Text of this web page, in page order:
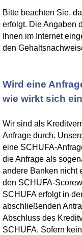
Bitte beachten Sie,
erfolgt. Die Angaben
Ihnen im Internet
den
Wird eine
wie wirkt sich
Wir sind als
Anfrage durch.
eine SCHUFA-
die Anfrage als
andere Banken nicht
den SCHUFA-
SCHUFA erfolgt in
abschließenden
Abschluss des
SCHUFA. Sofern